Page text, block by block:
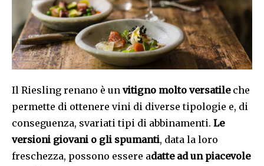
Il Riesling renano è un vitigno molto versatileche
permette di ottenere vini di diverse tipologie e, di
conseguenza, svariati tipi di abbinamenti. Le
versioni giovani o gli spumanti, data la loro
freschezza, possono essere adatte ad un piacevole